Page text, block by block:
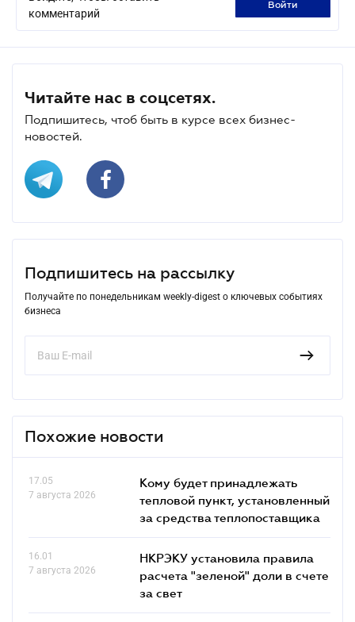
комментарий
войти
Читайте нас в соцсетях.
Подпишитесь, чтоб быть в курсе всех бизнес-
новостей.
Подпишитесь на рассылку
Получайте по понедельникам weekly-digest о ключевых событиях
бизнеса
Похожие новости
17.05
7 августа 2026
Кому будет принадлежать
тепловой пункт, установленный
за средства теплопоставщика
16.01
7 августа 2026
НКРЭКУ установила правила
расчета "зеленой" доли в счете
за свет